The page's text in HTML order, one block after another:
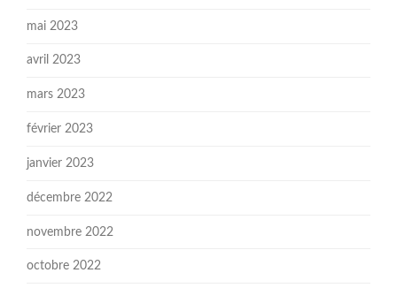
mai 2023
avril 2023
mars 2023
février 2023
janvier 2023
décembre 2022
novembre 2022
octobre 2022